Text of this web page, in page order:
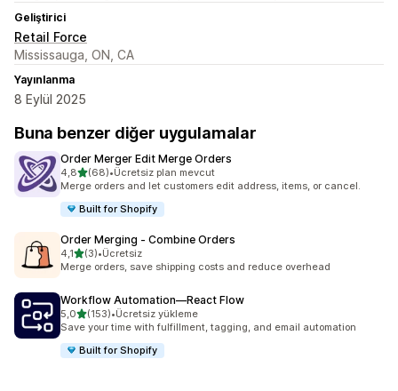
Geliştirici
Retail Force
Mississauga, ON, CA
Yayınlanma
8 Eylül 2025
Buna benzer diğer uygulamalar
Order Merger Edit Merge Orders
4,85 yıldız üzerinden
(68)
toplam 68 değerlendirme
•Ücretsiz plan mevcut
Merge orders and let customers edit address, items, or cancel.
Built for Shopify
Order Merging ‑ Combine Orders
4,15 yıldız üzerinden
(3)
toplam 3 değerlendirme
•Ücretsiz
Merge orders, save shipping costs and reduce overhead
Workflow Automation—React Flow
5,05 yıldız üzerinden
(153)
toplam 153 değerlendirme
•Ücretsiz yükleme
Save your time with fulfillment, tagging, and email automation
Built for Shopify